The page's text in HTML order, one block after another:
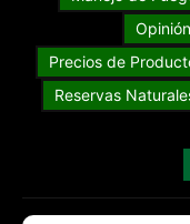
Opinión
Precios de
Reservas